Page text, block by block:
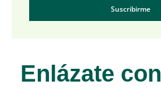
Suscribirme
Enlázate con